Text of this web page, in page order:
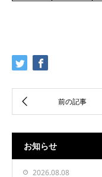
お知らせ
2026.08.08